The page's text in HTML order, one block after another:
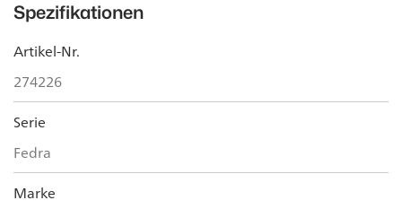
Spezifikationen
Artikel-Nr.
274226
Serie
Fedra
Marke